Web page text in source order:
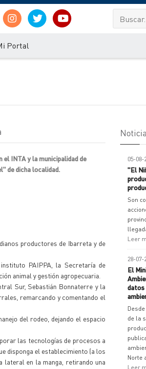
Portal
INTA y la municipalidad de
de dicha localidad.
productores de Ibarreta y de
PAIPPA, la Secretaría de
animal y gestión agropecuaria.
Sur, Sebastián Bonnaterre y la
remarcando y comentando el
del rodeo, dejando el espacio
las tecnologías de procesos a
disponga el establecimiento (a los
lateral en la manga, retirando una
05-08-
"El
Son
Leer
28-07-
El
datos
de la
Norte
Leer